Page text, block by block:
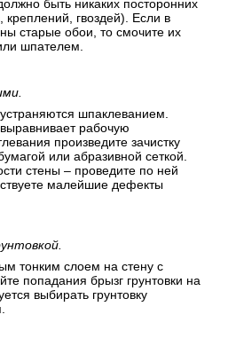
быть никаких посторонних
гвоздей). Если в
старые обои, то смочите их
шпателем.
шпаклеванием.
рабочую
произведите зачистку
или абразивной сеткой.
стены – проведите по ней
малейшие дефекты
тонким слоем на стену с
попадания брызг грунтовки на
выбирать грунтовку